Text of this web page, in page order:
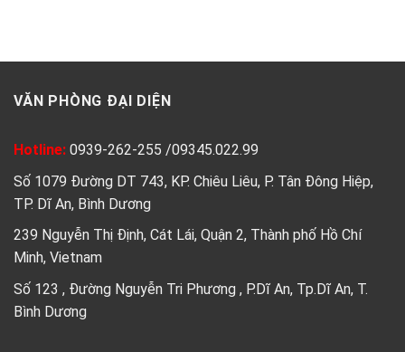
VĂN PHÒNG ĐẠI DIỆN
Hotline: 0939-262-255 /09345.022.99
Số 1079 Đường DT 743, KP. Chiêu Liêu, P. Tân Đông Hiệp,
TP. Dĩ An, Bình Dương
239 Nguyễn Thị Định, Cát Lái, Quận 2, Thành phố Hồ Chí
Minh, Vietnam
Số 123 , Đường Nguyễn Tri Phương , P.Dĩ An, Tp.Dĩ An, T.
Bình Dương